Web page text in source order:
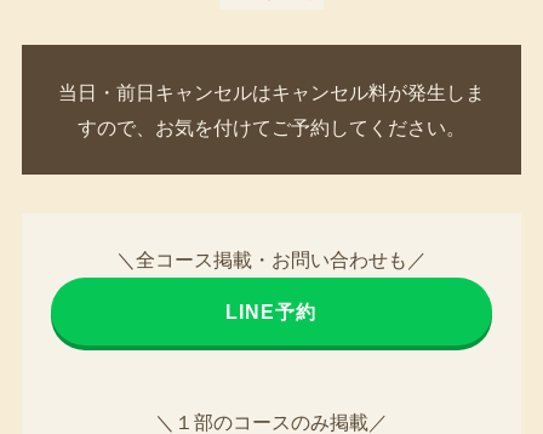
当日・前日キャンセルはキャンセル料が発生しま
すので、お気を付けてご予約してください。
＼全コース掲載・お問い合わせも／
LINE予約
＼１部のコースのみ掲載／